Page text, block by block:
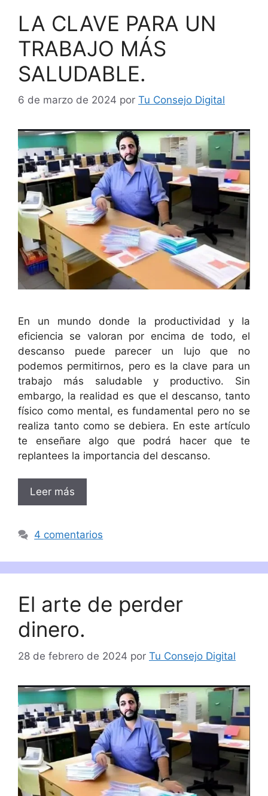
LA CLAVE PARA UN
TRABAJO MÁS
SALUDABLE.
6 de marzo de 2024 por Tu Consejo Digital
En un mundo donde la productividad y la
eficiencia se valoran por encima de todo, el
descanso puede parecer un lujo que no
podemos permitirnos, pero es la clave para un
trabajo más saludable y productivo. Sin
embargo, la realidad es que el descanso, tanto
físico como mental, es fundamental pero no se
realiza tanto como se debiera. En este artículo
te enseñare algo que podrá hacer que te
replantees la importancia del descanso.
Leer más
4 comentarios
El arte de perder
dinero.
28 de febrero de 2024 por Tu Consejo Digital